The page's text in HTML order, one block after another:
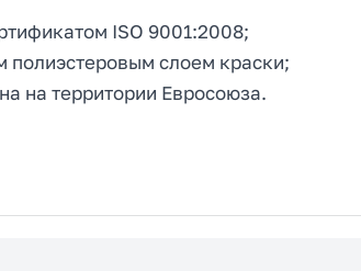
ISO 9001:2008;
слоем краски;
на территории Евросоюза.